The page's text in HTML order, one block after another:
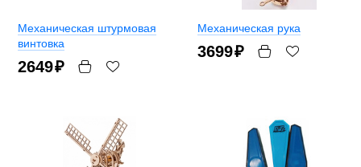
Механическая штурмовая
винтовка
2649₽
Механическая рука
3699₽